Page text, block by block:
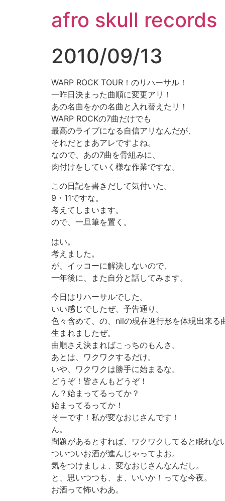
afro skull records
2010/09/13
WARP ROCK TOUR！のリハーサル！
一昨日決まった曲順に変更アリ！
あの名曲をかの名曲と入れ替えたリ！
WARP ROCKの7曲だけでも
最高のライブになる自信アリなんだが、
それだとまあアレですよね。
なので、あの7曲を骨組みに、
肉付けをしていく様な作業ですな。
この日記を書きだして気付いた。
9・11ですな。
考えてしまいます。
ので、一旦筆を置く。
はい。
考えました。
が、イッコーに解決しないので、
一年後に、また自分と話してみます。
今日はリハーサルでした。
いい感じでしたぜ、予告通り。
色々含めて、の、nilの現在進行形を体現出来る
生まれましたぜ。
曲順さえ決まればこっちのもんさ。
あとは、ワクワクするだけ。
いや、ワクワクは勝手に始まるな。
どうぞ！皆さんもどうぞ！
ん？始まってるってか？
始まってるってか！
そーです！私が変なおじさんです！
ん。
問題があるとすれば、ワクワクしてると眠れな
ついついお酒が進んじゃってよお。
気をつけましょ、変なおじさんなんだし。
と、思いつつも、ま、いいか！ってな今夜。
お酒って怖いわあ。